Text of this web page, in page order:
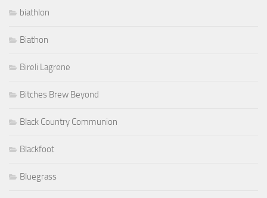
biathlon
Biathon
Bireli Lagrene
Bitches Brew Beyond
Black Country Communion
Blackfoot
Bluegrass